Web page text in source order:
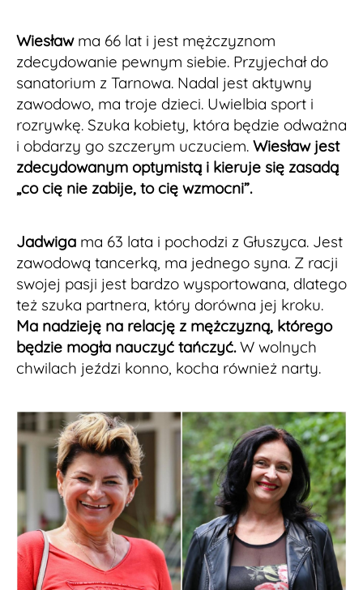
Wiesławma 66 lat i jest mężczyznom
zdecydowanie pewnym siebie. Przyjechał do
sanatorium z Tarnowa. Nadal jest aktywny
zawodowo, ma troje dzieci. Uwielbia sport i
rozrywkę. Szuka kobiety, która będzie odważna
i obdarzy go szczerym uczuciem. Wiesław jest
zdecydowanym optymistą i kieruje się zasadą
„co cię nie zabije, to cię wzmocni”.
Jadwiga ma 63 lata i pochodzi z Głuszyca. Jest
zawodową tancerką, ma jednego syna. Z racji
swojej pasji jest bardzo wysportowana, dlatego
też szuka partnera, który dorówna jej kroku.
Ma nadzieję na relację z mężczyzną, którego
będzie mogła nauczyć tańczyć.W wolnych
chwilach jeździ konno, kocha również narty.